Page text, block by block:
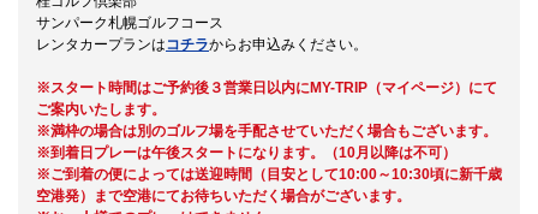
サンパーク札幌ゴルフコース
レンタカープランはコチラからお申込みください。
※スタート時間はご予約後３営業日以内にMY-TRIP（マイページ）にて
ご案内いたします。
※満枠の場合は別のゴルフ場を手配させていただく場合もございます。
※到着日プレーは午後スタートになります。（10月以降は不可）
※ご到着の便によっては送迎時間（目安として10:00～10:30頃に新千歳
空港発）まで空港にてお待ちいただく場合がございます。